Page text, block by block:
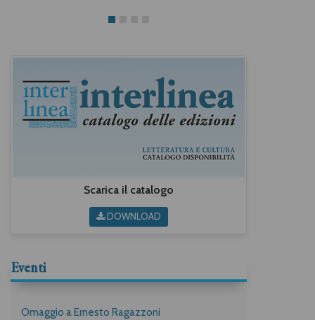
Scarica il catalogo
DOWNLOAD
Eventi
Omaggio a Ernesto Ragazzoni